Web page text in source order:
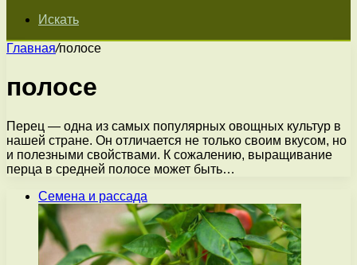
Искать
Главная/полосе
полосе
Перец — одна из самых популярных овощных культур в
нашей стране. Он отличается не только своим вкусом, но
и полезными свойствами. К сожалению, выращивание
перца в средней полосе может быть…
Семена и рассада